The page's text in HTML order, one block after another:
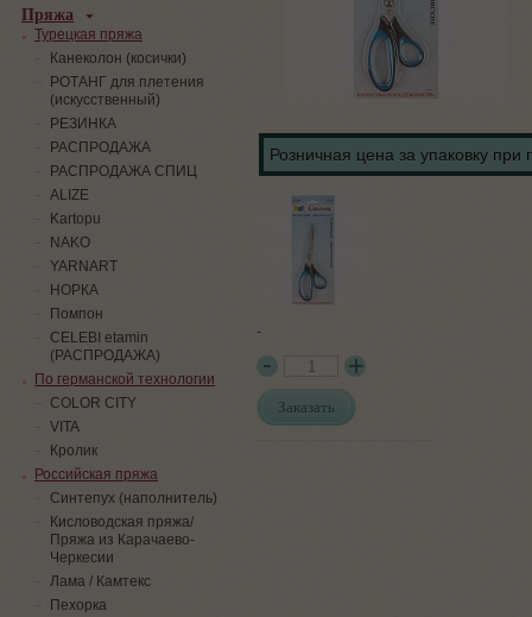
Розничная цена за упаковку при
-
Заказать
Пряжа
Турецкая пряжа
Канеколон (косички)
РОТАНГ для плетения
(искусственный)
PЕЗИНКА
РАСПРОДАЖА
РАСПРОДАЖА СПИЦ
ALIZE
Kartopu
NAKO
YARNART
НОРКА
Помпон
СELEBI etamin
(РАСПРОДАЖА)
По германской технологии
COLOR CITY
VITA
Кролик
Российская пряжа
Синтепух (наполнитель)
Кисловодская пряжа/
Пряжа из Карачаево-
Черкесии
Лама / Камтекс
Пехорка